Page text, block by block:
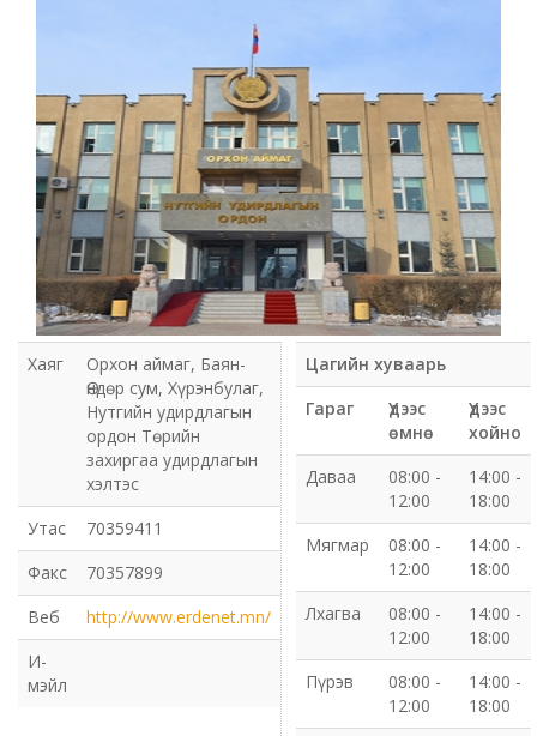
Мэдээлэл шуурхай удирдлагын төв
Нийтийн номын сан
Эрдэнэт Булганы цахилгаан түгээх сүлжээ ТӨХК
Эрдэнэт ус, дулаан түгээх сүлжээ ОНӨХК
Бүсийн оношлогоо эмчилгээний төв
Хот тохижуулах газар
Орхон аймаг Шуудан үйлчилгээний газар
Биеийн тамир, спортын газар
Газрын харилцаа барилга хот байгуулалтын газар
Нийгмийн даатгалын газар
Хаяг
Орхон аймаг, Баян-
Өндөр сум, Хүрэнбулаг,
Нутгийн удирдлагын
ордон Төрийн
захиргаа удирдлагын
хэлтэс
Утас
70359411
Факс
70357899
Веб
http://www.erdenet.mn/
И-
мэйл
Цагийн хуваарь
Гараг
Үдээс
өмнө
Үдээс
хойно
Даваа
08:00 -
12:00
14:00 -
18:00
Мягмар
08:00 -
12:00
14:00 -
18:00
Лхагва
08:00 -
12:00
14:00 -
18:00
Пүрэв
08:00 -
12:00
14:00 -
18:00